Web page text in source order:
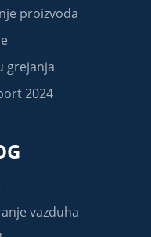
proizvoda
grejanja
2024
vazduha